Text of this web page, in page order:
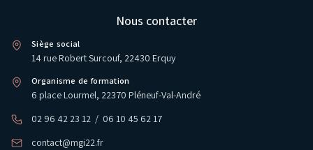
Nous contacter
Siège social
14 rue Robert Surcouf, 22430 Erquy
Organisme de formation
6 place Lourmel, 22370 Pléneuf-Val-André
02 96 42 23 12 / 06 10 45 62 17
contact@mgi22.fr